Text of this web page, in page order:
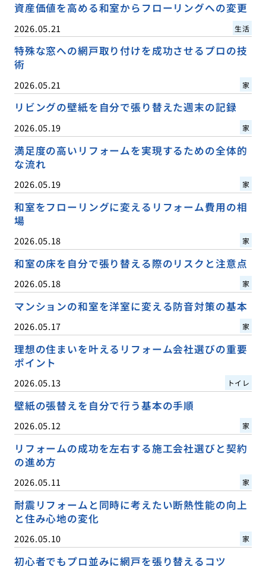
資産価値を高める和室からフローリングへの変更
2026.05.21 生活
特殊な窓への網戸取り付けを成功させるプロの技
術
2026.05.21 家
リビングの壁紙を自分で張り替えた週末の記録
2026.05.19 家
満足度の高いリフォームを実現するための全体的
な流れ
2026.05.19 家
和室をフローリングに変えるリフォーム費用の相
場
2026.05.18 家
和室の床を自分で張り替える際のリスクと注意点
2026.05.18 家
マンションの和室を洋室に変える防音対策の基本
2026.05.17 家
理想の住まいを叶えるリフォーム会社選びの重要
ポイント
2026.05.13 トイレ
壁紙の張替えを自分で行う基本の手順
2026.05.12 家
リフォームの成功を左右する施工会社選びと契約
の進め方
2026.05.11 家
耐震リフォームと同時に考えたい断熱性能の向上
と住み心地の変化
2026.05.10 家
初心者でもプロ並みに網戸を張り替えるコツ